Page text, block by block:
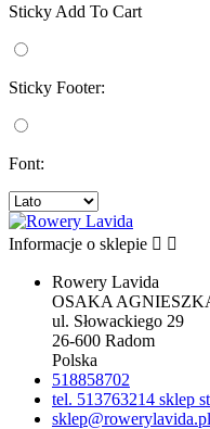
Sticky Add To Cart
Sticky Footer:
Font:
Informacje o sklepie  
Rowery Lavida
OSAKA
ul. Słowackiego 29
26-600 Radom
Polska
518858702
tel. 513763214 sklep
sklep@rowerylavida.pl